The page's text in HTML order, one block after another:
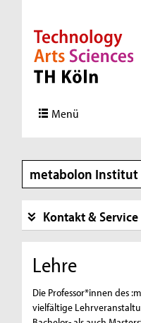
Direkt zur
Direkt zur Subnavigation
Direkt zum Inhalt
Direkt zum Fußbereich
Menü
metabolon Institut
Kontakt & Service
Lehre
Die Professor*innen des
vielfältige